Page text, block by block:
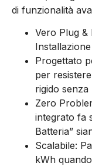
di funzionalità
Vero Plug &
Progettato
per
rigido senza
Zero
integrato fa
Batteria”
Scalabile:
kWh